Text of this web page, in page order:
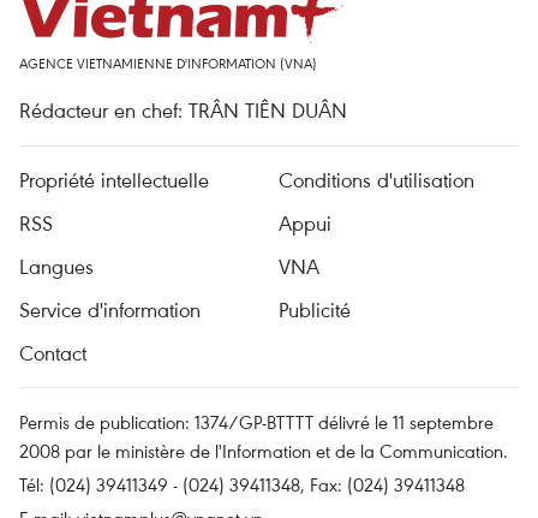
AGENCE VIETNAMIENNE D'INFORMATION (VNA)
Rédacteur en chef: TRÂN TIÊN DUÂN
Propriété intellectuelle
Conditions d'utilisation
RSS
Appui
Langues
VNA
Service d'information
Publicité
Contact
Permis de publication: 1374/GP-BTTTT délivré le 11 septembre
2008 par le ministère de l'Information et de la Communication.
Tél: (024) 39411349 - (024) 39411348, Fax: (024) 39411348